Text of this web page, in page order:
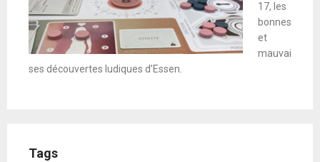
17, les
bonnes
et
mauvai
ses découvertes ludiques d’Essen.
Tags